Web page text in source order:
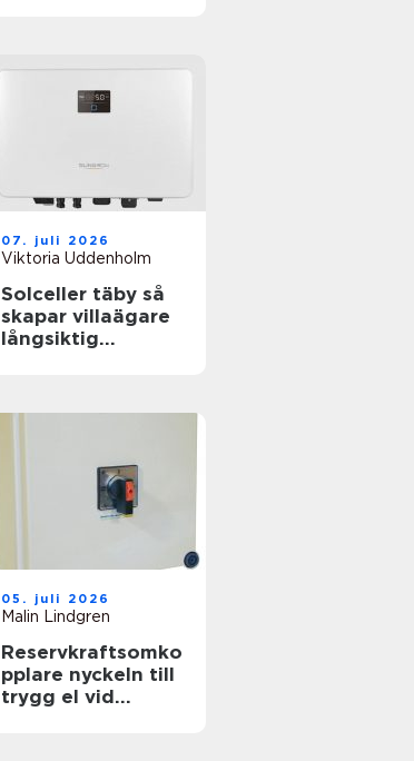
07. juli 2026
Viktoria Uddenholm
Solceller täby så
skapar villaägare
långsiktig
05. juli 2026
Malin Lindgren
Reservkraftsomko
pplare nyckeln till
trygg el vid